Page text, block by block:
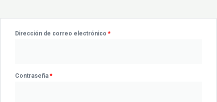
Dirección de correo electrónico*
Contraseña*